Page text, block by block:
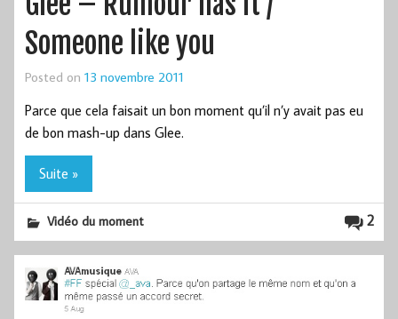
Someone like you
Posted on 13 novembre 2011
Parce que cela faisait un bon moment qu’il n’y avait pas eu
de bon mash-up dans Glee.
Suite »
2
Vidéo du moment